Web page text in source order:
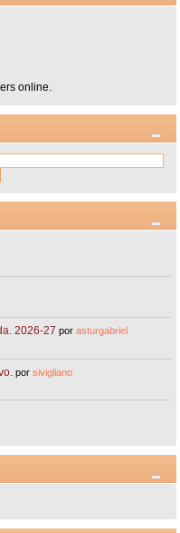
online.
2026-27 porasturgabriel
porsivigliano